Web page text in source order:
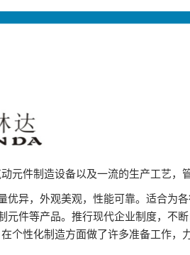
件制造设备以及一流的生产工艺，
异，外观美观，性能可靠。适合为
件等产品。推行现代企业制度，不
个性化制造方面做了许多准备工作，